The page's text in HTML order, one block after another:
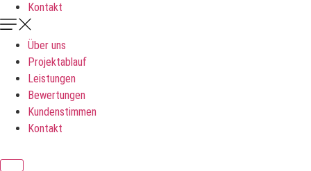
Kontakt
Über uns
Projektablauf
Leistungen
Bewertungen
Kundenstimmen
Kontakt